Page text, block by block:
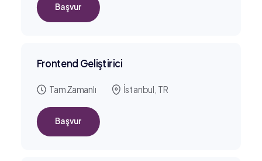
Başvur
Frontend Geliştirici
Tam Zamanlı İstanbul, TR
Başvur